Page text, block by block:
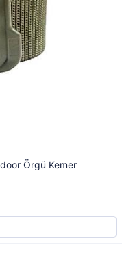
Örgü Kemer